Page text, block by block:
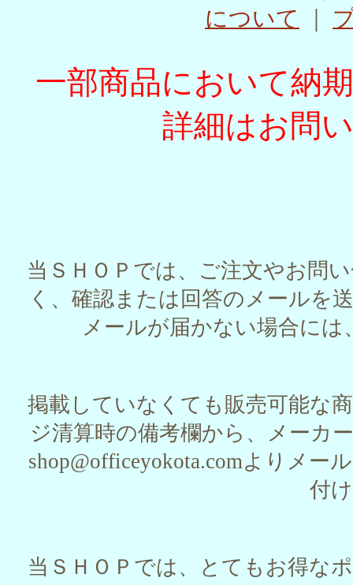
について
｜
一部商品において納
詳細はお問
当ＳＨＯＰでは、ご注文やお問
く、確認または回答のメールを
メールが届かない場合に
掲載していなくても販売可能な
ジ清算時の備考欄から、メーカ
shop@officeyokota.comよりメー
付
当ＳＨＯＰでは、とてもお得な